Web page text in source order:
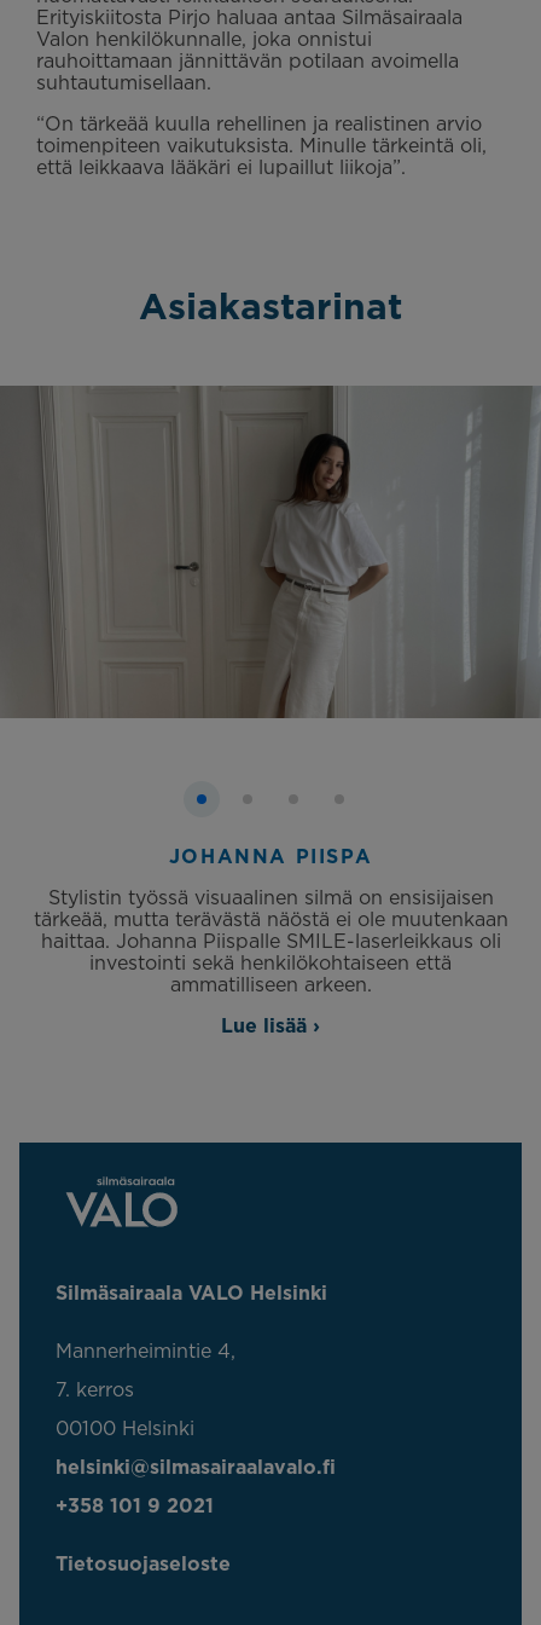
Erityiskiitosta Pirjo haluaa antaa Silmäsairaala
Valon henkilökunnalle, joka onnistui
rauhoittamaan jännittävän potilaan avoimella
suhtautumisellaan.
“On tärkeää kuulla rehellinen ja realistinen arvio
toimenpiteen vaikutuksista. Minulle tärkeintä oli,
että leikkaava lääkäri ei lupaillut liikoja”.
Asiakastarinat
JOHANNA PIISPA
Stylistin työssä visuaalinen silmä on ensisijaisen
tärkeää, mutta terävästä näöstä ei ole muutenkaan
haittaa. Johanna Piispalle SMILE-laserleikkaus oli
investointi sekä henkilökohtaiseen että
ammatilliseen arkeen.
Lue lisää ›
Silmäsairaala VALO Helsinki
Mannerheimintie 4,
7. kerros
00100 Helsinki
helsinki@silmasairaalavalo.fi
+358 101 9 2021
Tietosuojaseloste